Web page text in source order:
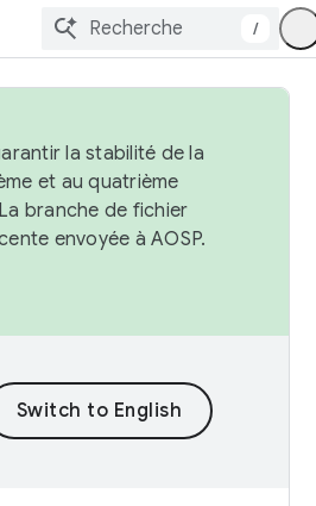
/
la stabilité de la
et au quatrième
branche de fichier
envoyée à AOSP.